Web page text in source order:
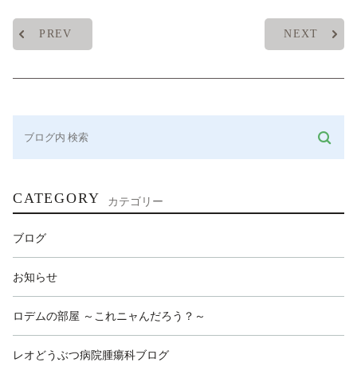
PREV NEXT
CATEGORY カテゴリー
ブログ
お知らせ
ロデムの部屋 ～これニャんだろう？～
レオどうぶつ病院腫瘍科ブログ